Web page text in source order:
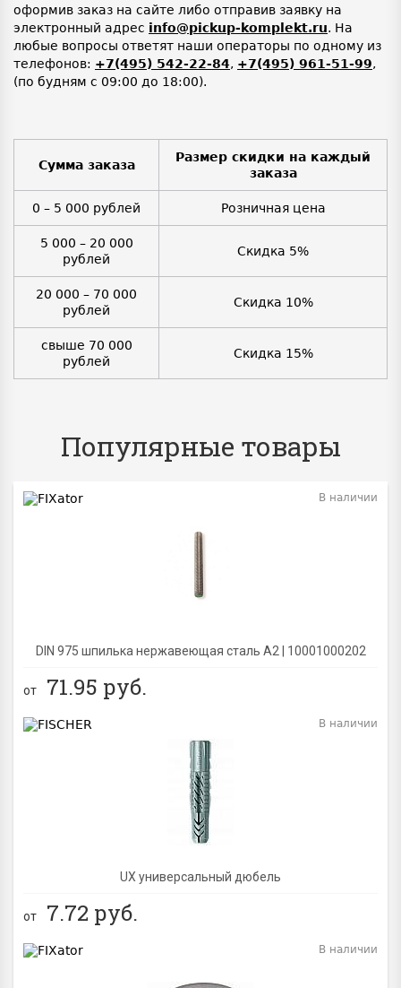
оформив заказ на сайте либо отправив заявку на
электронный адрес info@pickup-komplekt.ru. На
любые вопросы ответят наши операторы по одному из
телефонов: +7(495) 542-22-84, +7(495) 961-51-99,
(по будням с 09:00 до 18:00).
Сумма заказа
Размер скидки на каждый
заказа
0 – 5 000 рублей Розничная цена
5 000 – 20 000
рублей
Скидка 5%
20 000 – 70 000
рублей
Скидка 10%
свыше 70 000
рублей
Скидка 15%
Популярные товары
DIN 975 шпилька нержавеющая сталь A2 | 10001000202
В наличии
от 71.95 руб.
UX универсальный дюбель
В наличии
от 7.72 руб.
В наличии